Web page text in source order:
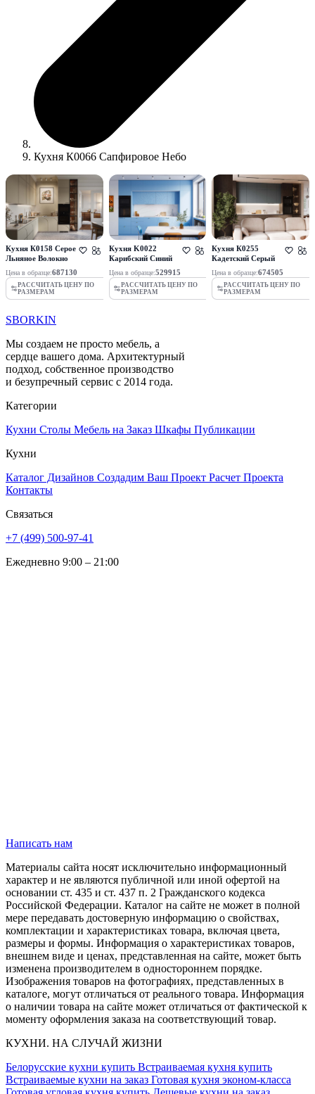
Кухня К0066 Сапфировое Небо
Кухня К0158 Серое
Льняное Волокно
Цена в образце:687130
РАССЧИТАТЬ ЦЕНУ ПО
РАЗМЕРАМ
Кухня K0022
Карибский Синий
Цена в образце:529915
РАССЧИТАТЬ ЦЕНУ ПО
РАЗМЕРАМ
Кухня К0255
Кадетский Серый
Цена в образце:674505
РАССЧИТАТЬ ЦЕНУ ПО
РАЗМЕРАМ
SBORKIN
Мы создаем не просто мебель, а
сердце вашего дома. Архитектурный
подход, собственное производство
и безупречный сервис с 2014 года.
Категории
Кухни Столы Мебель на Заказ Шкафы Публикации
Кухни
Каталог Дизайнов Создадим Ваш Проект Расчет Проекта
Контакты
Связаться
+7 (499) 500-97-41
Ежедневно 9:00 – 21:00
Написать нам
Материалы сайта носят исключительно информационный
характер и не являются публичной или иной офертой на
основании ст. 435 и ст. 437 п. 2 Гражданского кодекса
Российской Федерации. Каталог на сайте не может в полной
мере передавать достоверную информацию о свойствах,
комплектации и характеристиках товара, включая цвета,
размеры и формы. Информация о характеристиках товаров,
внешнем виде и ценах, представленная на сайте, может быть
изменена производителем в одностороннем порядке.
Изображения товаров на фотографиях, представленных в
каталоге, могут отличаться от реального товара. Информация
о наличии товара на сайте может отличаться от фактической к
моменту оформления заказа на соответствующий товар.
КУХНИ. НА СЛУЧАЙ ЖИЗНИ
Белорусские кухни купить Встраиваемая кухня купить
Встраиваемые кухни на заказ Готовая кухня эконом-класса